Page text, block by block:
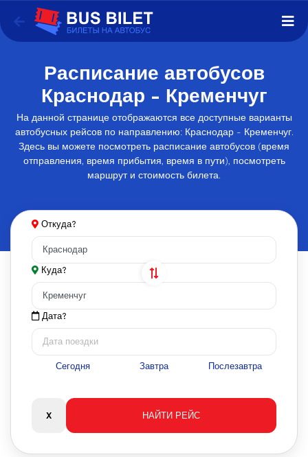
Расписание автобусов
Краснодар - Кременчуг
На данной странице отображаются все доступные варианты
автобусных рейсов по направлению: Краснодар - Кременчуг.
Здесь вы можете посмотреть расписание автобусов (время
отправления, время прибытия, время в пути), посмотреть
маршрут и стоимость билета.
Откуда?
Куда?
Дата?
Сегодня Завтра Послезавтра